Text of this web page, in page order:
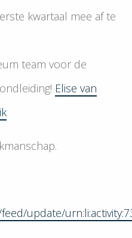
kwartaal mee af te
team voor de
Elise van
update/